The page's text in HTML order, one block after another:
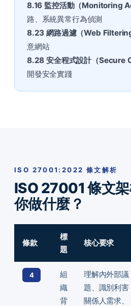
8.16 監控活動（Monitoring
路、系統異常行為偵測
8.23 網路過濾（Web Filtering
意網站
8.28 安全程式設計（Secure
開發安全實踐
ISO 27001:2022 條文解析
ISO 27001 條文
你做什麼？
條款
標
題
核心要求
4
組
織
背
理解內外部議
題、識別利害
關係人需求、